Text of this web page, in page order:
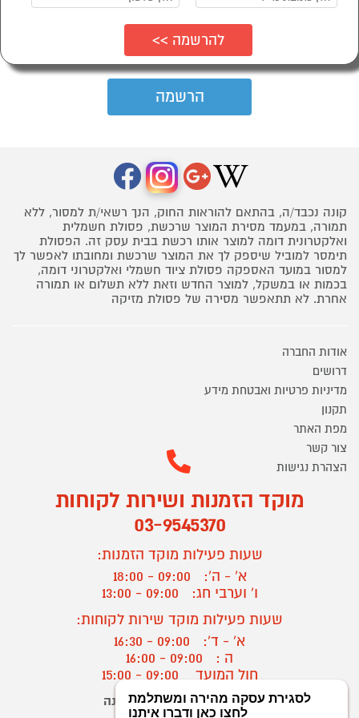
קונה נכבד/ה, בהתאם להוראות החוק, הנך רשאי/ת למסור, ללא
תמורה, במעמד מסירת המוצר שרכשת, פסולת חשמלית
ואלקטרונית דומה למוצר אותו רכשת בבית עסק זה. הפסולת
תימסר למוביל שיספק לך את המוצר שרכשת ומחובתו לאפשר לך
למסור במועד האספקה פסולת ציוד חשמלי ואלקטרוני דומה,
בכמות או במשקל, למוצר החדש וזאת ללא תשלום או תמורה
אחרת. לא תתאפשר מסירה של פסולת מזיקה
אודות החברה
דרושים
מדיניות פרטיות ואבטחת מידע
תקנון
מפת האתר
צור קשר
הצהרת נגישות
מוקד הזמנות ושירות לקוחות
03-9545370
שעות פעילות מוקד הזמנות:
א' - ה':
09:00 - 18:00
ו' וערבי חג:
09:00 - 13:00
שעות פעילות מוקד שירות לקוחות:
א' - ד':
09:00 - 16:30
ה :
09:00 - 16:00
חול המועד
? יצירת קשר/ביטול הזמנה